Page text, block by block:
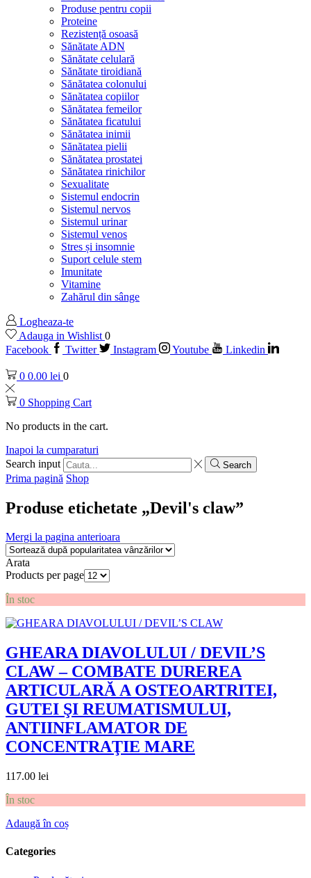
Produse pentru copii
Proteine
Rezistență osoasă
Sănătate ADN
Sănătate celulară
Sănătate tiroidiană
Sănătatea colonului
Sănătatea copiilor
Sănătatea femeilor
Sănătatea ficatului
Sănătatea inimii
Sănătatea pielii
Sănătatea prostatei
Sănătatea rinichilor
Sexualitate
Sistemul endocrin
Sistemul nervos
Sistemul urinar
Sistemul venos
Stres și insomnie
Suport celule stem
Imunitate
Vitamine
Zahărul din sânge
Logheaza-te
Adauga in Wishlist 0
Facebook
Twitter Instagram Youtube Linkedin
0 0.00 lei 0
0 Shopping Cart
No products in the cart.
Inapoi la cumparaturi
Search input
Search
Prima pagină Shop
Produse etichetate „Devil's claw”
Mergi la pagina anterioara
Arata
Products per page
În stoc
GHEARA DIAVOLULUI / DEVIL’S
CLAW – COMBATE DUREREA
ARTICULARĂ A OSTEOARTRITEI,
GUTEI ŞI REUMATISMULUI,
ANTIINFLAMATOR DE
CONCENTRAŢIE MARE
117.00 lei
În stoc
Adaugă în coș
Categories